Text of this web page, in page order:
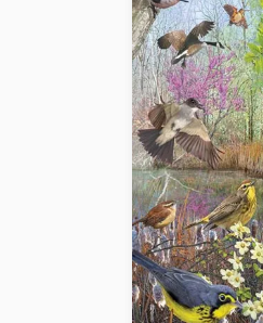
Accessoires
Puzzles en bois
Peinture au